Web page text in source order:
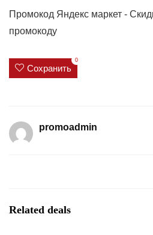
Промокод Яндекс маркет -
промокоду
Сохранить
0
promoadmin
Related deals